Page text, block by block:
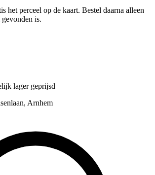
het perceel op de kaart. Bestel daarna alleen
is.
lager geprijsd
Arnhem